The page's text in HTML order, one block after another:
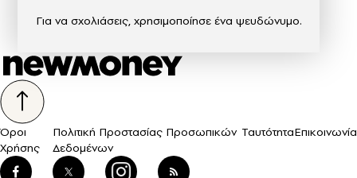
Για να σχολιάσεις, χρησιμοποίησε ένα ψευδώνυμο.
Όροι
Χρήσης
Πολιτική Προστασίας Προσωπικών
Δεδομένων
ΤαυτότηταΕπικοινωνία